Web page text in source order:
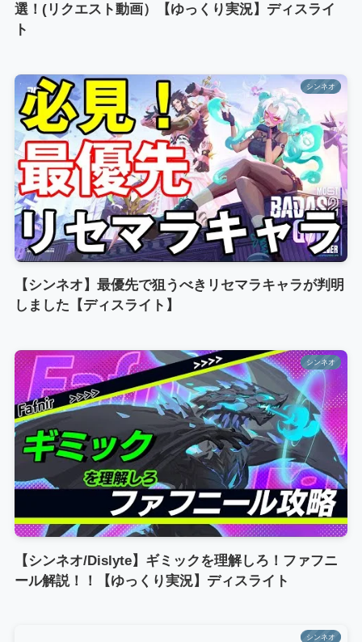
選！(リクエスト動画）【ゆっくり実況】ディスライ
ト
シンネオ
【シンネオ】最優先で狙うべきリセマラキャラが判明
しました【ディスライト】
シンネオ
【シンネオ/Dislyte】ギミックを理解しろ！ファフニ
ール解説！！【ゆっくり実況】ディスライト
シンネオ